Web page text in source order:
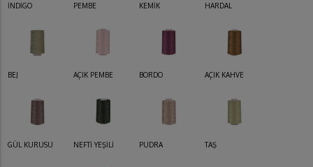
İNDİGO PEMBE KEMİK HARDAL
BEJ AÇIK PEMBE BORDO AÇIK KAHVE
GÜL KURUSU NEFTİ YEŞİLİ PUDRA TAŞ